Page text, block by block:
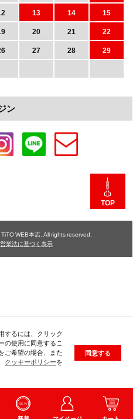
するには、クリック
の使用に同意するこ
ご希望の場合、また
クッキーポリシーを
同意する
ン
13 14
15
20 21
22
27 28
29
TOP
WEB本店. All rights reserved.
業法に基づく表示